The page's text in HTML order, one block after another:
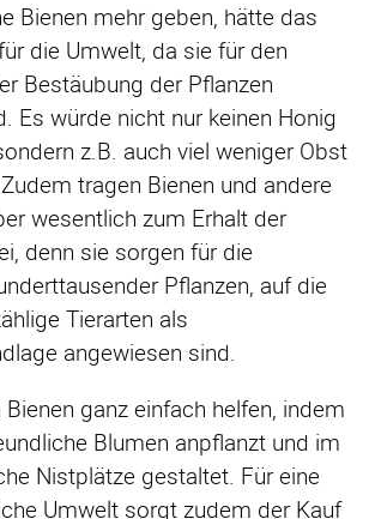
Bienen mehr geben, hätte das
die Umwelt, da sie für den
Bestäubung der Pflanzen
Es würde nicht nur keinen Honig
z.B. auch viel weniger Obst
tragen Bienen und andere
wesentlich zum Erhalt der
denn sie sorgen für die
Pflanzen, auf die
Tierarten als
angewiesen sind.
ganz einfach helfen, indem
Blumen anpflanzt und im
Nistplätze gestaltet. Für eine
Umwelt sorgt zudem der Kauf